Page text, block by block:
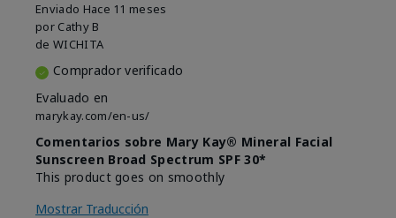
Enviado Hace 11 meses
por Cathy B
de WICHITA
Comprador verificado
Evaluado en
marykay.com/en-us/
Comentarios sobre Mary Kay® Mineral Facial
Sunscreen Broad Spectrum SPF 30*
This product goes on smoothly
Mostrar Traducción